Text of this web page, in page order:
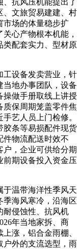
、文旅贸易建建、村
市场的体量稳步扩
心产物根本机能，
类配套实力、型材原
设备发卖营业，针
当地办事团队，设备
操做手册取线上讲授
质保周期笼盖零件焦
艺人员上门检修。
胶条等易损配件现货
件物流配送时效不
，企业可供给分期
前期设备投入资金压
温带海洋性季风天
季海风寒冷，沿海区
耐侵蚀性、抗风机
年当地家拆、商
涨，铝合金雨棚、
户外的支流选型，雨